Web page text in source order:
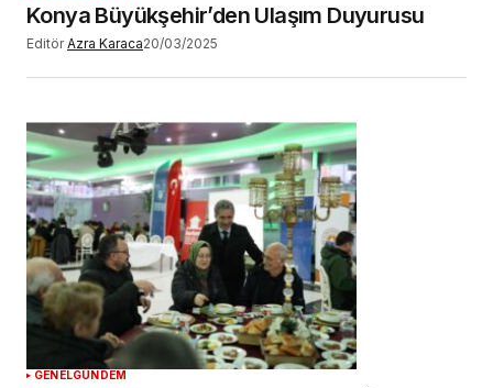
Konya Büyükşehir’den Ulaşım Duyurusu
Editör Azra Karaca20/03/2025
GENELGÜNDEM